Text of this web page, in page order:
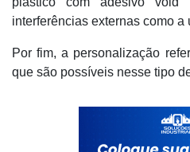
interferências externas como
Por fim, a personalização
que são possíveis nesse tipo